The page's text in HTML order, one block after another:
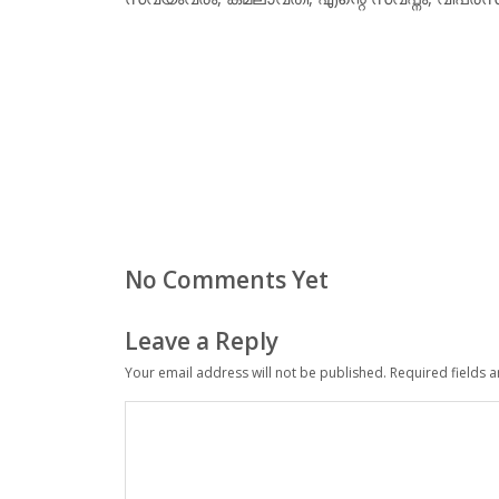
No Comments Yet
Leave a Reply
Your email address will not be published. Required fields